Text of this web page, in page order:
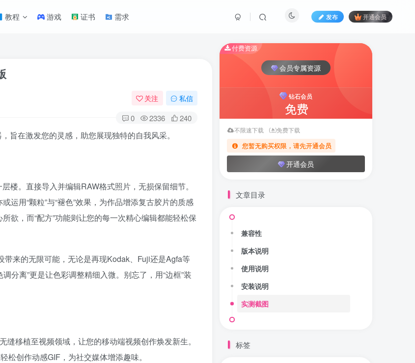
教程 游戏 证书 需求 发布 开通会员
关注 私信
0 2336 240
旨在激发您的灵感，助您展现独特的自我风采。
楼。直接导入并编辑RAW格式照片，无损保留细节。
运用“颗粒”与“褪色”效果，为作品增添复古胶片的质感
欲，而“配方”功能则让您的每一次精心编辑都能轻松保
来的无限可能，无论是再现Kodak、Fuji还是Agfa等
分离”更是让色彩调整精细入微。别忘了，用“边框”装
移植至视频领域，让您的移动端视频创作焕发新生。
创作动感GIF，为社交媒体增添趣味。
付费资源
会员专属资源
钻石会员
免费
不限速下载 免费下载
您暂无购买权限，请先开通会员
开通会员
文章目录
兼容性
版本说明
使用说明
安装说明
实测截图
标签